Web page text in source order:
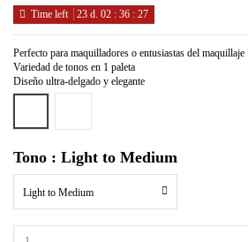
Time left 23 d. 02 :36 :27
Perfecto para maquilladores o entusiastas del maquillaje
Variedad de tonos en 1 paleta
Diseño ultra-delgado y elegante
Tono : Light to Medium
Light to Medium